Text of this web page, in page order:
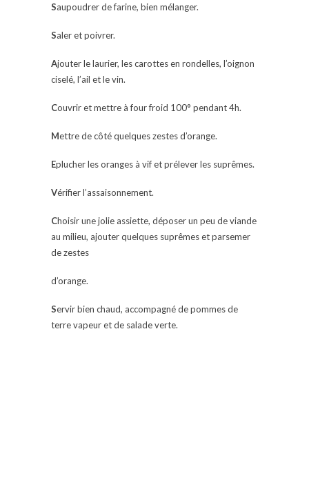
Saupoudrer de farine, bien mélanger.
Saler et poivrer.
Ajouter le laurier, les carottes en rondelles, l’oignon
ciselé, l’ail et le vin.
Couvrir et mettre à four froid 100° pendant 4h.
Mettre de côté quelques zestes d’orange.
Eplucher les oranges à vif et prélever les suprêmes.
Vérifier l’assaisonnement.
Choisir une jolie assiette, déposer un peu de viande
au milieu, ajouter quelques suprêmes et parsemer
de zestes
d’orange.
Servir bien chaud, accompagné de pommes de
terre vapeur et de salade verte.